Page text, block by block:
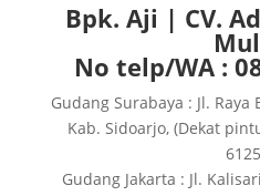
Bpk. Aji | CV.
No telp/WA :
Gudang Surabaya : Jl. Raya
Kab. Sidoarjo, (Dekat
Gudang Jakarta : Jl.